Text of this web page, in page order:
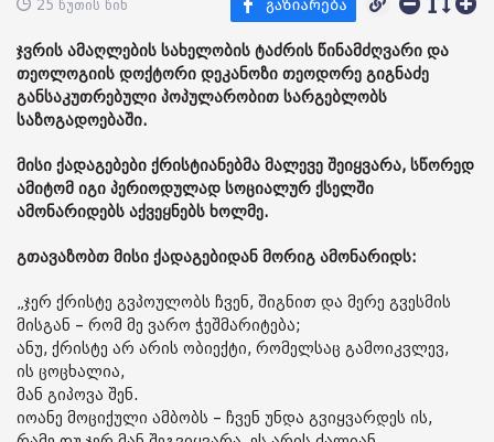
25 წუთის წინ
ჯვრის ამაღლების სახელობის ტაძრის წინამძღვარი და
თეოლოგიის დოქტორი დეკანოზი თეოდორე გიგნაძე
განსაკუთრებული პოპულარობით სარგებლობს
საზოგადოებაში.
მისი ქადაგებები ქრისტიანებმა მალევე შეიყვარა, სწორედ
ამიტომ იგი პერიოდულად სოციალურ ქსელში
ამონარიდებს აქვეყნებს ხოლმე.
გთავაზობთ მისი ქადაგებიდან მორიგ ამონარიდს:
„ჯერ ქრისტე გვპოულობს ჩვენ, შიგნით და მერე გვესმის
მისგან – რომ მე ვარო ჭეშმარიტება;
ანუ, ქრისტე არ არის ობიექტი, რომელსაც გამოიკვლევ,
ის ცოცხალია,
მან გიპოვა შენ.
იოანე მოციქული ამბობს – ჩვენ უნდა გვიყვარდეს ის,